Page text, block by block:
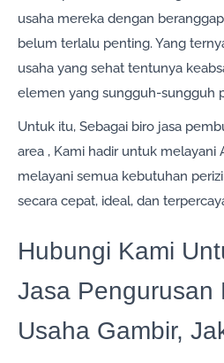
usaha mereka dengan
belum terlalu penting. Yang
usaha yang sehat tentunya
elemen yang sungguh-sungguh
Untuk itu, Sebagai biro jasa
area , Kami hadir untuk melayani
melayani semua kebutuhan
secara cepat, ideal, dan
Hubungi Kami
Jasa Pengurusan
Usaha Gambir,